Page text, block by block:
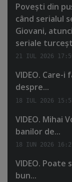
Poveşti din
când serialul
Giovani,
seriale
21 IUL 2026
VIDEO. Care-i
despre...
18 IUL 2026
VIDEO. Mihai
banilor de...
18 IUN 2026
VIDEO. Poate
bun...